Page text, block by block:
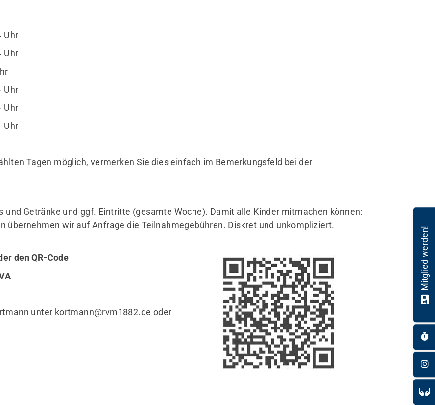
Uhr
Uhr
Uhr
Uhr
Uhr
Tagen möglich, vermerken Sie dies einfach im Bemerkungsfeld bei der
und Getränke und ggf. Eintritte (gesamte Woche). Damit alle Kinder mitmachen können:
übernehmen wir auf Anfrage die Teilnahmegebühren. Diskret und unkompliziert.
den QR-Code
unter kortmann@rvm1882.de oder
Mitglied werden!